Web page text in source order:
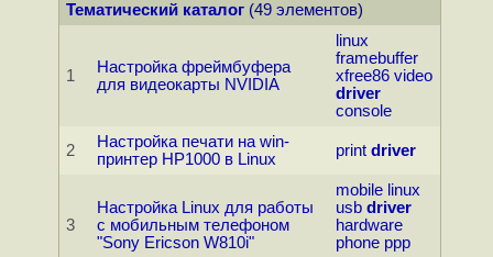
Тематический каталог(49 элементов)
1
Настройка фреймбуфера
для видеокарты NVIDIA
linux
framebuffer
xfree86 video
driver
console
2
Настройка печати на win-
принтер HP1000 в Linux
print driver
3
Настройка Linux для работы
с мобильным телефоном
"Sony Ericson W810i"
mobile linux
usb driver
hardware
phone ppp